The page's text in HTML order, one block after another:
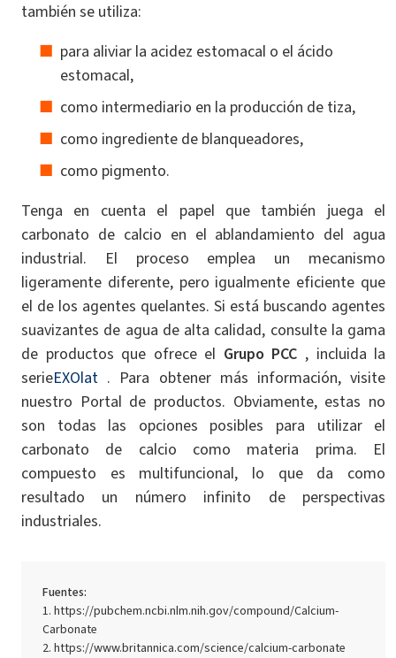
también se utiliza:
para aliviar la acidez estomacal o el ácido
estomacal,
como intermediario en la producción de tiza,
como ingrediente de blanqueadores,
como pigmento.
Tenga en cuenta el papel que también juega el
carbonato de calcio en el ablandamiento del agua
industrial. El proceso emplea un mecanismo
ligeramente diferente, pero igualmente eficiente que
el de los agentes quelantes. Si está buscando agentes
suavizantes de agua de alta calidad, consulte la gama
de productos que ofrece el Grupo PCC , incluida la
serieEXOlat . Para obtener más información, visite
nuestro Portal de productos. Obviamente, estas no
son todas las opciones posibles para utilizar el
carbonato de calcio como materia prima. El
compuesto es multifuncional, lo que da como
resultado un número infinito de perspectivas
industriales.
Fuentes:
https://pubchem.ncbi.nlm.nih.gov/compound/Calcium-
Carbonate
https://www.britannica.com/science/calcium-carbonate